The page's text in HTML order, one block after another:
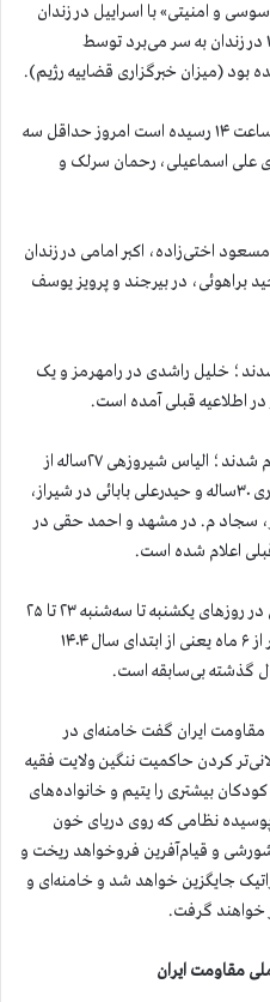
و امنیتی» با اسراییل در زندان
قزلحصار اعدام شد. وی که از دیماه ۱۴۰۲ در زندان به سر می‌برد توسط
بود (میزان خبرگزاری قضاییه رژیم).
علاوه بر این بر اساس گزارشهایی که تا ساعت ۱۴ رسیده است امروز حداقل سه
علی اسماعیلی، رحمان سرلک و
۵زندانی شامل مسعود اختی‌زاده، اکبر امامی در زندان
براهوئی، در بیرجند و پرویز یوسف
۶زندانی اعدام شدند؛ خلیل راشدی در رامهرمز و یک
روز یکشنبه ۲۳ شهریور نیز ۱۶زندانی اعدام شدند؛ الیاس شیروزهی ۲۷ساله از
هموطنان بلوچ در زاهدان، رضا شهسواری ۳۰ساله و حیدرعلی بابائی در شیراز،
سجاد م. در مشهد و احمد حقی در
به این ترتیب با اعدام دست کم ۲۷زندانی در روزهای یکشنبه تا سه‌شنبه ۲۳ تا ۲۵
شهریور شمار اعدامهای سبعانه در کمتر از ۶ ماه یعنی از ابتدای سال ۱۴۰۴
ایران گفت خامنه‌ای در
کردن حاکمیت ننگین ولایت فقیه
بیشتری را یتیم و خانواده‌های
نظامی که روی دریای خون
و قیام‌آفرین فروخواهد ریخت و
جایگزین خواهد شد و خامنه‌ای و
خواهند گرفت.
مقاومت ایران